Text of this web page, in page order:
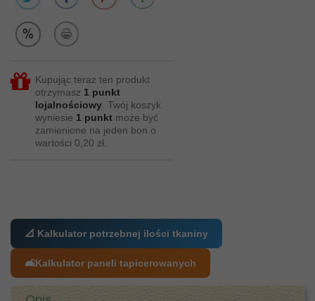
Kupując teraz ten produkt
otrzymasz 1 punkt
lojalnościowy. Twój koszyk
wyniesie 1 punkt może być
zamienione na jeden bon o
wartości 0,20 zł.
📐 Kalkulator potrzebnej ilości tkaniny
🛋️Kalkulator paneli tapicerowanych